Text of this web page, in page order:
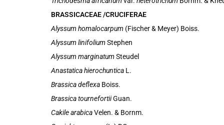
BRASSICACEAE /CRUCIFERAE
Alyssum homalocarpum (Fischer & Meyer) Boiss.
Alyssum linifolium Stephen
Alyssum marginatum Steudel
Anastatica hierochuntica L.
Brassica deflexa Boiss.
Brassica tournefortiiGuan.
Cakile arabicaVelen. & Bornm.